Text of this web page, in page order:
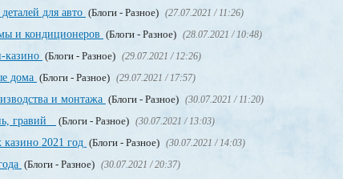
для авто (Блоги - Разное) (27.07.2021 / 11:26)
и кондиционеров (Блоги - Разное) (28.07.2021 / 10:48)
казино (Блоги - Разное) (29.07.2021 / 12:26)
дома (Блоги - Разное) (29.07.2021 / 17:57)
и монтажа (Блоги - Разное) (30.07.2021 / 11:20)
гравий (Блоги - Разное) (30.07.2021 / 13:03)
2021 год (Блоги - Разное) (30.07.2021 / 14:03)
(Блоги - Разное) (30.07.2021 / 20:37)